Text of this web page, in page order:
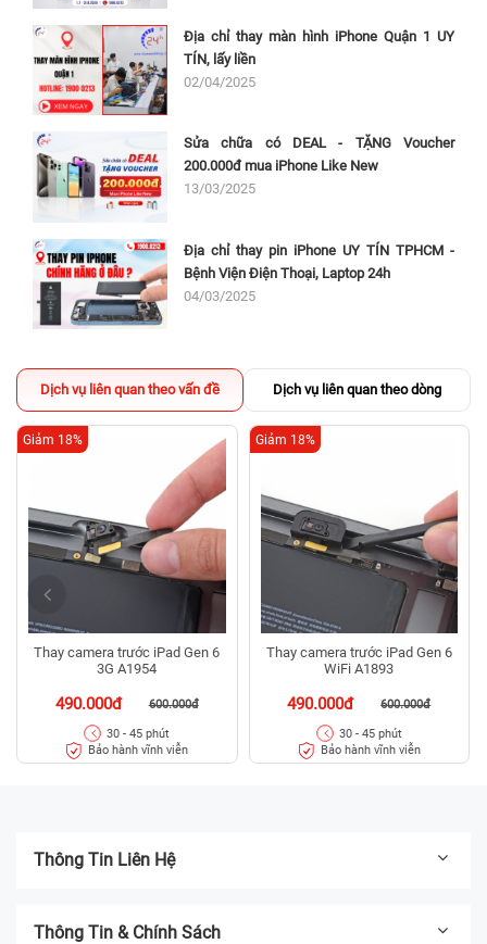
Địa chỉ thay màn hình iPhone Quận 1 UY
TÍN, lấy liền
02/04/2025
Sửa chữa có DEAL - TẶNG Voucher
200.000đ mua iPhone Like New
13/03/2025
Địa chỉ thay pin iPhone UY TÍN TPHCM -
Bệnh Viện Điện Thoại, Laptop 24h
04/03/2025
Dịch vụ liên quan theo vấn đề Dịch vụ liên quan theo dòng
Thay camera trước iPad Gen 6
3G A1954
490.000đ 600.000đ
Giảm 18%
30 - 45 phút
Bảo hành vĩnh viễn
Thay camera trước iPad Gen 6
WiFi A1893
490.000đ 600.000đ
Giảm 18%
30 - 45 phút
Bảo hành vĩnh viễn
Thông Tin Liên Hệ
Thông Tin & Chính Sách